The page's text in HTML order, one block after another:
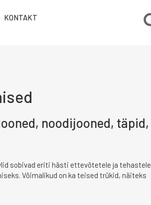
KONTAKT
noodijooned, täpid,
sobivad eriti hästi ettevõtetele ja tehastele
Võimalikud on ka teised trükid, näiteks